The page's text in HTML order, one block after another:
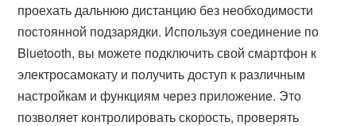
проехать дальнюю дистанцию без необходимости
постоянной подзарядки. Используя соединение по
Bluetooth, вы можете подключить свой смартфон к
электросамокату и получить доступ к различным
настройкам и функциям через приложение. Это
позволяет контролировать скорость, проверять